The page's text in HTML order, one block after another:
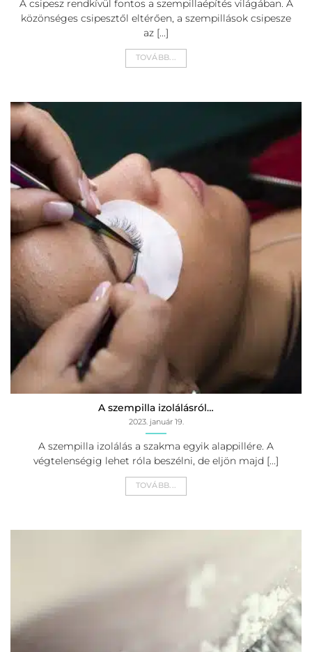
A csipesz rendkívül fontos a szempillaépítés világában. A
közönséges csipesztől eltérően, a szempillások csipesze
az [...]
TOVÁBB...
A szempilla izolálásról…
2023. január 19.
A szempilla izolálás a szakma egyik alappillére. A
végtelenségig lehet róla beszélni, de eljön majd [...]
TOVÁBB...